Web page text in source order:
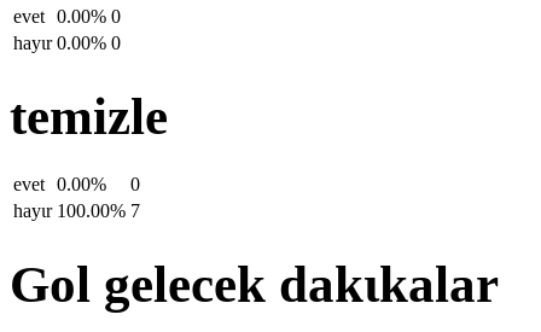
evet 0.00% 0
hayιr 0.00% 0
temizle
evet 0.00%
0
hayιr 100.00% 7
Gol gelecek dakιkalar